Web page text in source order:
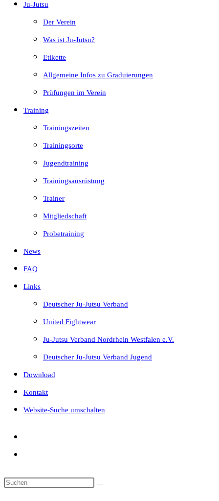
Ju-Jutsu
Der Verein
Was ist Ju-Jutsu?
Etikette
Allgemeine Infos zu Graduierungen
Prüfungen im Verein
Training
Trainingszeiten
Trainingsorte
Jugendtraining
Trainingsausrüstung
Trainer
Mitgliedschaft
Probetraining
News
FAQ
Links
Deutscher Ju-Jutsu Verband
United Fightwear
Ju-Jutsu Verband Nordrhein Westfalen e.V.
Deutscher Ju-Jutsu Verband Jugend
Download
Kontakt
Website-Suche umschalten